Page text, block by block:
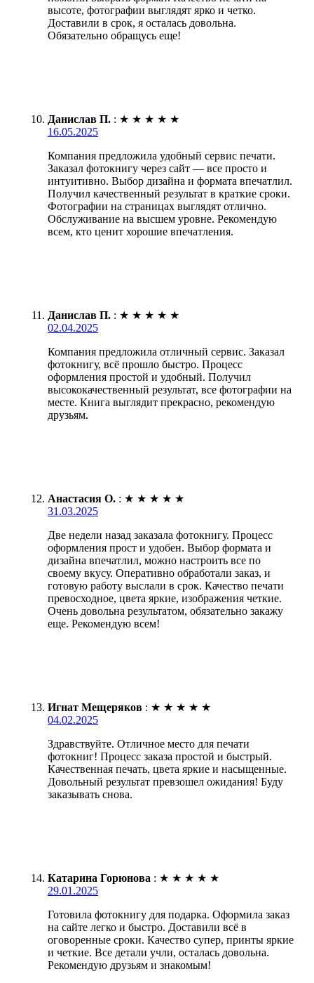
высоте, фотографии выглядят ярко и четко.
Доставили в срок, я осталась довольна.
Обязательно обращусь еще!
Данислав П. : ★ ★ ★ ★ ★
16.05.2025
Компания предложила удобный сервис печати.
Заказал фотокнигу через сайт — все просто и
интуитивно. Выбор дизайна и формата впечатлил.
Получил качественный результат в краткие сроки.
Фотографии на страницах выглядят отлично.
Обслуживание на высшем уровне. Рекомендую
всем, кто ценит хорошие впечатления.
Данислав П. : ★ ★ ★ ★ ★
02.04.2025
Компания предложила отличный сервис. Заказал
фотокнигу, всё прошло быстро. Процесс
оформления простой и удобный. Получил
высококачественный результат, все фотографии на
месте. Книга выглядит прекрасно, рекомендую
друзьям.
Анастасия О. : ★ ★ ★ ★ ★
31.03.2025
Две недели назад заказала фотокнигу. Процесс
оформления прост и удобен. Выбор формата и
дизайна впечатлил, можно настроить все по
своему вкусу. Оперативно обработали заказ, и
готовую работу выслали в срок. Качество печати
превосходное, цвета яркие, изображения четкие.
Очень довольна результатом, обязательно закажу
еще. Рекомендую всем!
Игнат Мещеряков : ★ ★ ★ ★ ★
04.02.2025
Здравствуйте. Отличное место для печати
фотокниг! Процесс заказа простой и быстрый.
Качественная печать, цвета яркие и насыщенные.
Довольный результат превзошел ожидания! Буду
заказывать снова.
Катарина Горюнова : ★ ★ ★ ★ ★
29.01.2025
Готовила фотокнигу для подарка. Оформила заказ
на сайте легко и быстро. Доставили всё в
оговоренные сроки. Качество супер, принты яркие
и четкие. Все детали учли, осталась довольна.
Рекомендую друзьям и знакомым!